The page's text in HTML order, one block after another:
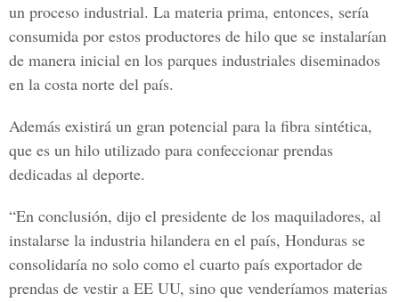
un proceso industrial. La materia prima, entonces, sería
consumida por estos productores de hilo que se instalarían
de manera inicial en los parques industriales diseminados
en la costa norte del país.
Además existirá un gran potencial para la fibra sintética,
que es un hilo utilizado para confeccionar prendas
dedicadas al deporte.
“En conclusión, dijo el presidente de los maquiladores, al
instalarse la industria hilandera en el país, Honduras se
consolidaría no solo como el cuarto país exportador de
prendas de vestir a EE UU, sino que venderíamos materias